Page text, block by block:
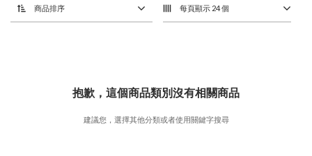
商品排序 每頁顯示 24 個
抱歉，這個商品類別沒有相關商品
建議您，選擇其他分類或者使用關鍵字搜尋